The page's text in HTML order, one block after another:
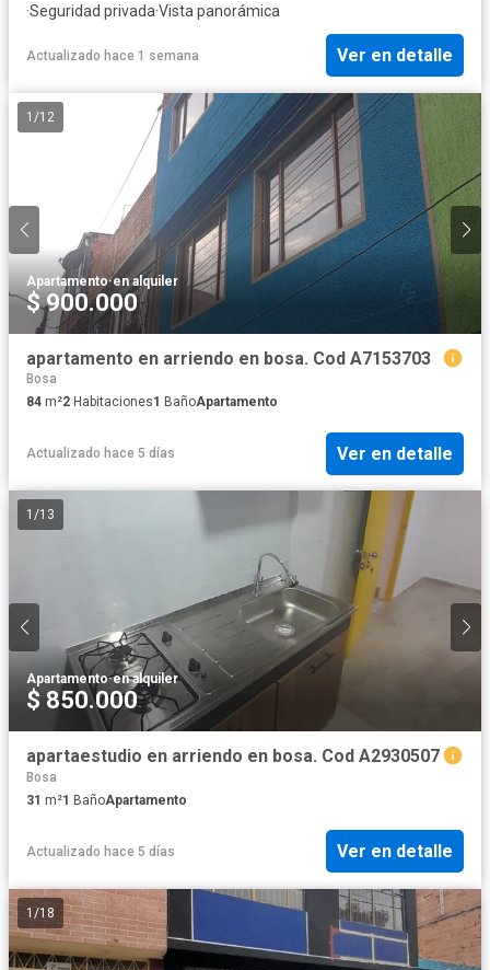
·Seguridad privada·Vista panorámica
Actualizado hace 1 semana Ver en detalle
1 /12
Apartamento·en alquiler
$ 900.000
apartamento en arriendo en bosa. Cod A7153703
Bosa
84 m²2 Habitaciones1 BañoApartamento
Actualizado hace 5 días Ver en detalle
1 /13
Apartamento·en alquiler
$ 850.000
apartaestudio en arriendo en bosa. Cod A2930507
Bosa
31 m²1 BañoApartamento
Actualizado hace 5 días Ver en detalle
1 /18